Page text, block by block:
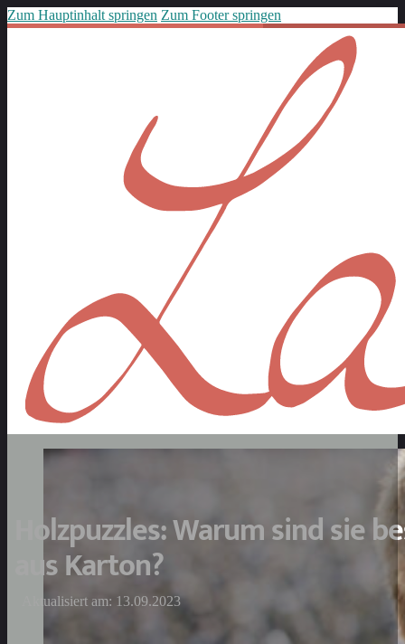
Zum Hauptinhalt springen Zum Footer springen
Holzpuzzles: Warum sind sie
aus Karton?
Aktualisiert am: 13.09.2023